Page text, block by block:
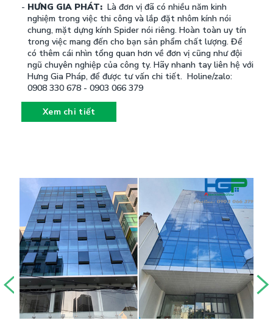
HƯNG GIA PHÁT: Là đơn vị đã có nhiều năm kinh
nghiệm trong việc thi công và lắp đặt nhôm kính nói
chung, mặt dựng kính Spider nói riêng. Hoàn toàn uy tín
trong việc mang đến cho bạn sản phẩm chất lượng. Để
có thêm cái nhìn tổng quan hơn về đơn vị cũng như đội
ngũ chuyên nghiệp của công ty. Hãy nhanh tay liên hệ với
Hưng Gia Pháp, để được tư vấn chi tiết. Holine/zalo:
0908 330 678 - 0903 066 379
Xem chi tiết